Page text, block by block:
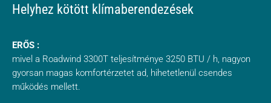
Helyhez kötött klímaberendezések
ERŐS :
mivel a Roadwind 3300T teljesítménye 3250 BTU / h, nagyon
gyorsan magas komfortérzetet ad, hihetetlenül csendes
működés mellett.